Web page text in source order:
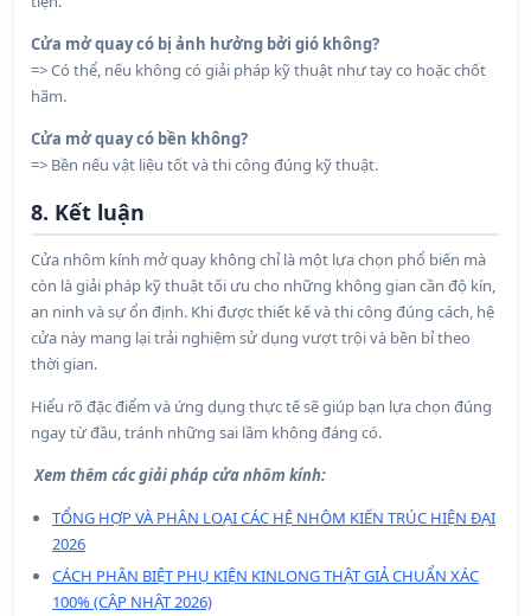
Cửa mở quay có bị ảnh hưởng bởi gió không?
=> Có thể, nếu không có giải pháp kỹ thuật như tay co hoặc chốt
hãm.
Cửa mở quay có bền không?
=> Bền nếu vật liệu tốt và thi công đúng kỹ thuật.
8. Kết luận
Cửa nhôm kính mở quay không chỉ là một lựa chọn phổ biến mà
còn là giải pháp kỹ thuật tối ưu cho những không gian cần độ kín,
an ninh và sự ổn định. Khi được thiết kế và thi công đúng cách, hệ
cửa này mang lại trải nghiệm sử dụng vượt trội và bền bỉ theo
thời gian.
Hiểu rõ đặc điểm và ứng dụng thực tế sẽ giúp bạn lựa chọn đúng
ngay từ đầu, tránh những sai lầm không đáng có.
Xem thêm các giải pháp cửa nhôm kính:
TỔNG HỢP VÀ PHÂN LOẠI CÁC HỆ NHÔM KIẾN TRÚC HIỆN ĐẠI
2026
CÁCH PHÂN BIỆT PHỤ KIỆN KINLONG THẬT GIẢ CHUẨN XÁC
100% (CẬP NHẬT 2026)